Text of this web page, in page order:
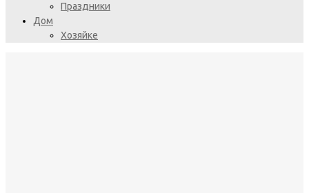
Праздники
Дом
Хозяйке